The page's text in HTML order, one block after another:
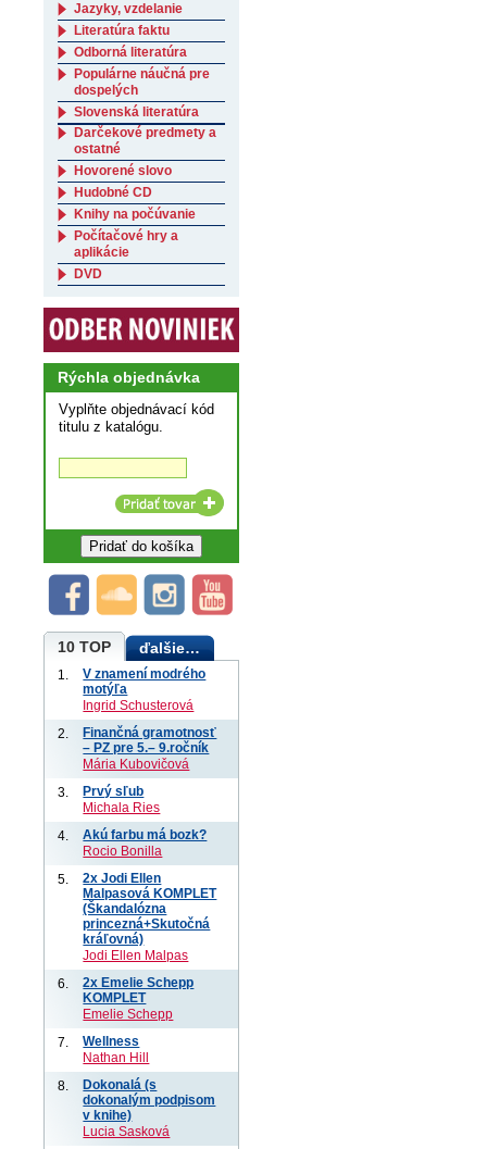
Jazyky, vzdelanie
Literatúra faktu
Odborná literatúra
Populárne náučná pre
dospelých
Slovenská literatúra
Darčekové predmety a
ostatné
Hovorené slovo
Hudobné CD
Knihy na počúvanie
Počítačové hry a
aplikácie
DVD
Rýchla objednávka
Vyplňte objednávací kód
titulu z katalógu.
10 TOP ďalšie…
1.
V znamení modrého
motýľa
Ingrid Schusterová
2.
Finančná gramotnosť
– PZ pre 5.– 9.ročník
Mária Kubovičová
3.
Prvý sľub
Michala Ries
4.
Akú farbu má bozk?
Rocio Bonilla
5.
2x Jodi Ellen
Malpasová KOMPLET
(Škandalózna
princezná+Skutočná
kráľovná)
Jodi Ellen Malpas
6.
2x Emelie Schepp
KOMPLET
Emelie Schepp
7.
Wellness
Nathan Hill
8.
Dokonalá (s
dokonalým podpisom
v knihe)
Lucia Sasková